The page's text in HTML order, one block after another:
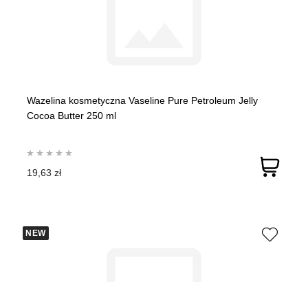
Wazelina kosmetyczna Vaseline Pure Petroleum Jelly
Cocoa Butter 250 ml
19,63 zł
NEW